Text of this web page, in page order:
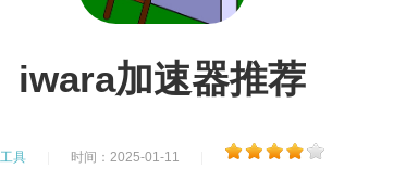
iwara加速器推荐
工具 时间：2025-01-11